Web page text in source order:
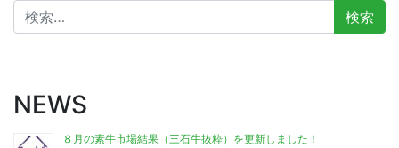
検
索:
NEWS
８月の素牛市場結果（三石牛抜粋）を更新しました！